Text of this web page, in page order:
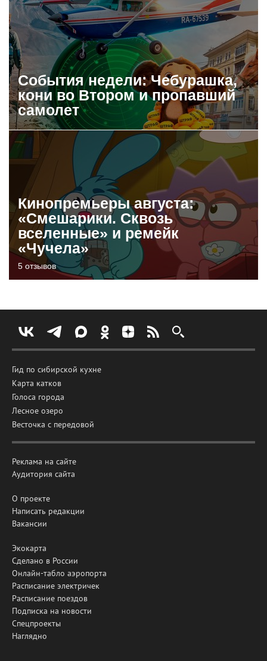
События недели: Чебурашка,
кони во Втором и пропавший
самолет
Кинопремьеры августа:
«Смешарики. Сквозь
вселенные» и ремейк
«Чучела»
5 отзывов
Гид по сибирской кухне
Карта катков
Голоса города
Лесное озеро
Весточка с передовой
Реклама на сайте
Аудитория сайта
О проекте
Написать редакции
Вакансии
Экокарта
Сделано в России
Онлайн-табло аэропорта
Расписание электричек
Расписание поездов
Подписка на новости
Спецпроекты
Наглядно